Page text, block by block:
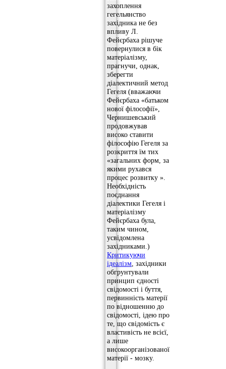
захоплення
гегельянство
західника не без
впливу Л.
Фейєрбаха рішуче
повернулися в бік
матеріалізму,
прагнучи, однак,
зберегти
діалектичний метод
Гегеля (вважаючи
Фейєрбаха «батьком
нової філософії»,
Чернишевський
продовжував
високо ставити
філософію Гегеля за
розкриття їм тих
«загальних форм, за
якими рухався
процес розвитку ».
Необхідність
поєднання
діалектики Гегеля і
матеріалізму
Фейєрбаха була,
таким чином,
усвідомлена
західниками.)
Критикуючи
ідеалізм , західники
обгрунтували
принцип єдності
свідомості і буття,
первинність матерії
по відношенню до
свідомості, ідею про
те, що свідомість є
властивість не всієї,
а лише
високоорганізованої
матерії - мозку.